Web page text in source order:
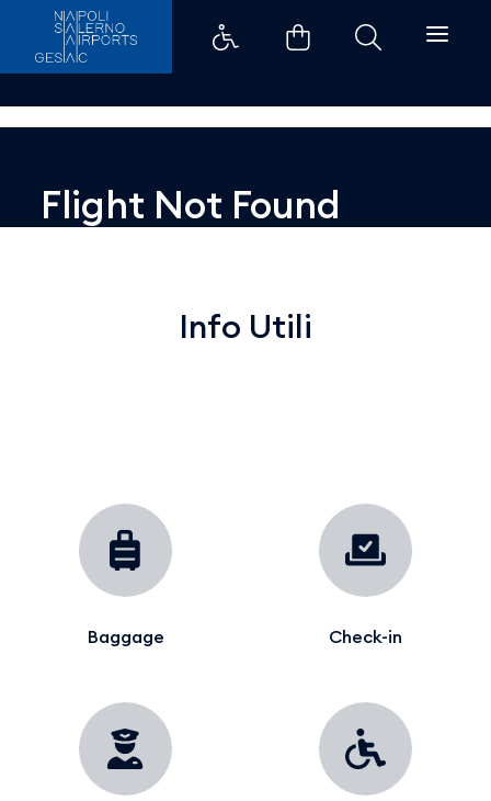
Dettaglio - Aeroporti di Napoli
Flight Not Found
Info Utili
Baggage Check-in